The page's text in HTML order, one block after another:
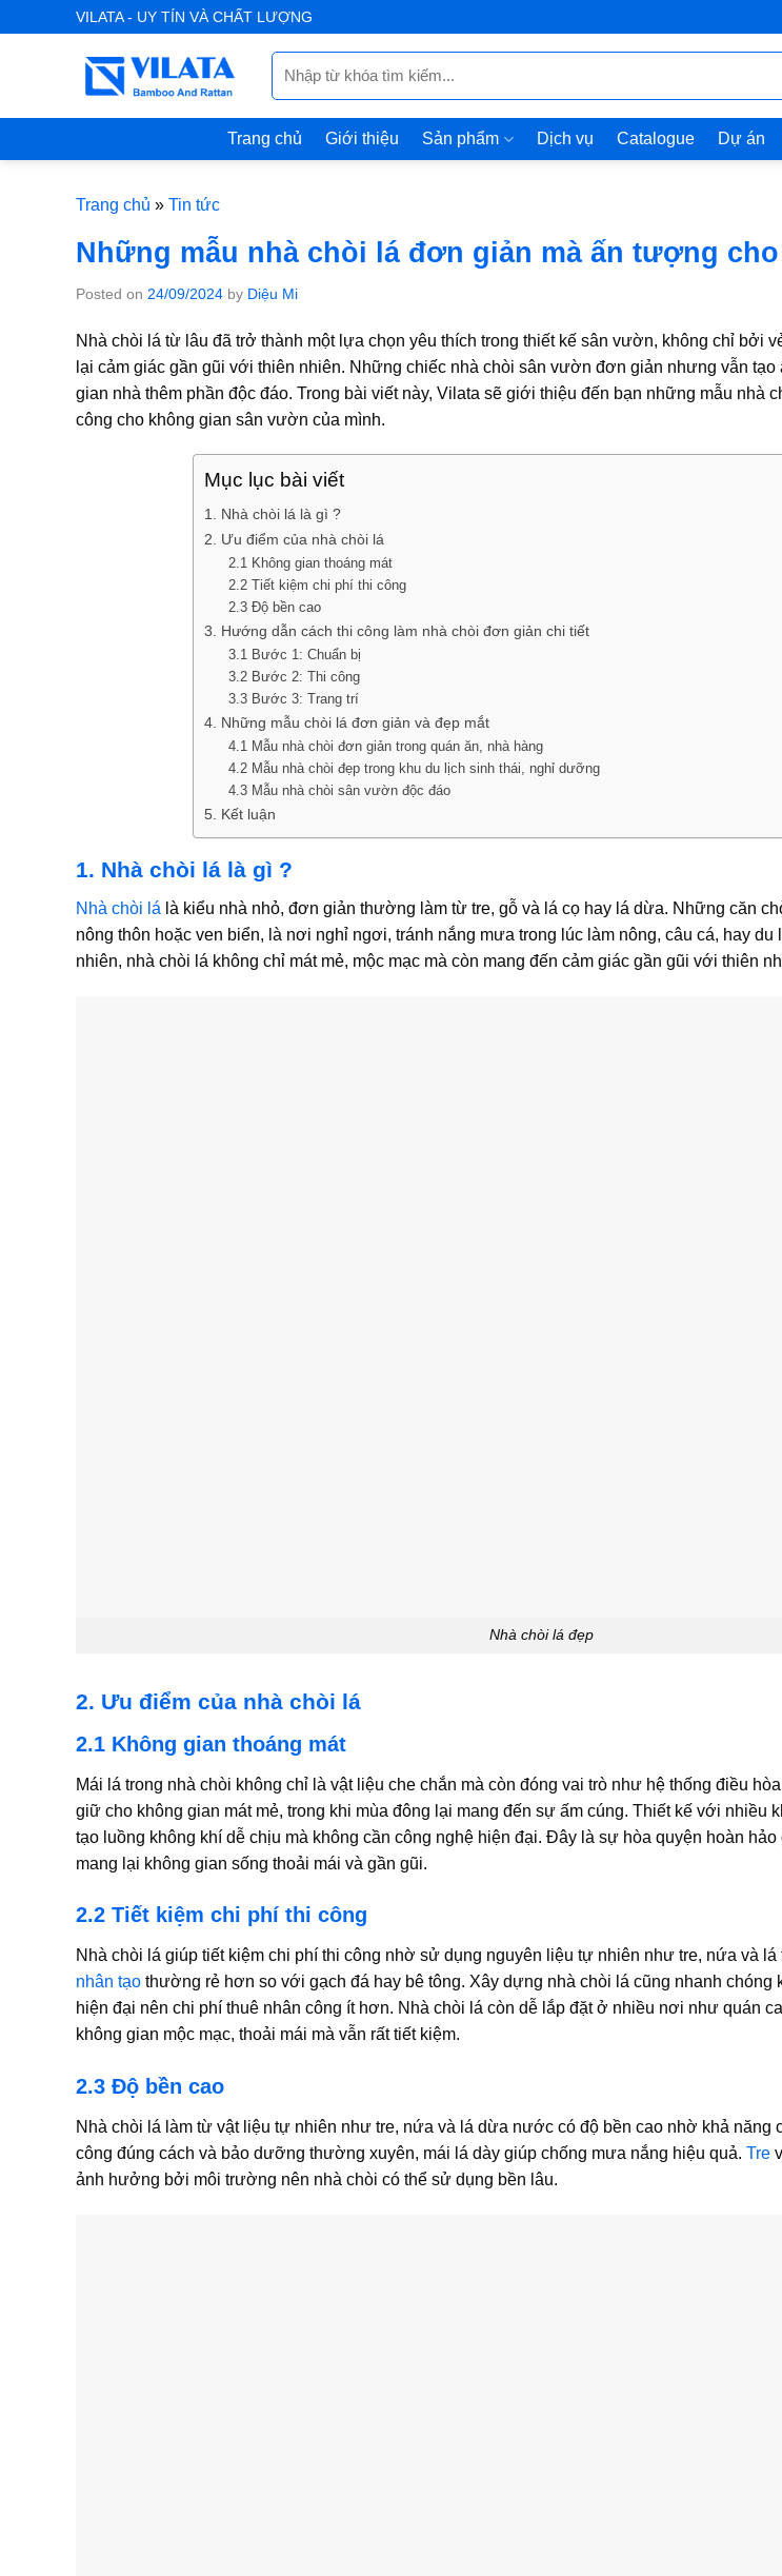
to
VILATA - UY TÍN VÀ CHẤT LƯỢNG
Tìm
kiếm:
Trang chủ Giới thiệu Sản phẩm Dịch vụ Catalogue Dự án
Trang chủ » Tin tức
Những mẫu nhà chòi lá đơn giản mà ấn tượng
Posted on 24/09/2024 by Diệu Mi
Nhà chòi lá từ lâu đã trở thành một lựa chọn yêu thích trong thiết kế sân vườn, không chỉ bởi
lại cảm giác gần gũi với thiên nhiên. Những chiếc nhà chòi sân vườn đơn giản nhưng vẫn
gian nhà thêm phần độc đáo. Trong bài viết này, Vilata sẽ giới thiệu đến bạn những mẫu nhà
công cho không gian sân vườn của mình.
Mục lục bài viết
1. Nhà chòi lá là gì ?
2. Ưu điểm của nhà chòi lá
2.1 Không gian thoáng mát
2.2 Tiết kiệm chi phí thi công
2.3 Độ bền cao
3. Hướng dẫn cách thi công làm nhà chòi đơn giản chi tiết
3.1 Bước 1: Chuẩn bị
3.2 Bước 2: Thi công
3.3 Bước 3: Trang trí
4. Những mẫu chòi lá đơn giản và đẹp mắt
4.1 Mẫu nhà chòi đơn giản trong quán ăn, nhà hàng
4.2 Mẫu nhà chòi đẹp trong khu du lịch sinh thái, nghỉ dưỡng
4.3 Mẫu nhà chòi sân vườn độc đáo
5. Kết luận
1. Nhà chòi lá là gì ?
Nhà chòi lá là kiểu nhà nhỏ, đơn giản thường làm từ tre, gỗ và lá cọ hay lá dừa. Những căn
nông thôn hoặc ven biển, là nơi nghỉ ngơi, tránh nắng mưa trong lúc làm nông, câu cá, hay
nhiên, nhà chòi lá không chỉ mát mẻ, mộc mạc mà còn mang đến cảm giác gần gũi với thiên
Nhà chòi lá đẹp
2. Ưu điểm của nhà chòi lá
2.1 Không gian thoáng mát
Mái lá trong nhà chòi không chỉ là vật liệu che chắn mà còn đóng vai trò như hệ thống điều
giữ cho không gian mát mẻ, trong khi mùa đông lại mang đến sự ấm cúng. Thiết kế với nhiều
tạo luồng không khí dễ chịu mà không cần công nghệ hiện đại. Đây là sự hòa quyện hoàn
mang lại không gian sống thoải mái và gần gũi.
2.2 Tiết kiệm chi phí thi công
Nhà chòi lá giúp tiết kiệm chi phí thi công nhờ sử dụng nguyên liệu tự nhiên như tre, nứa và lá
nhân tạo thường rẻ hơn so với gạch đá hay bê tông. Xây dựng nhà chòi lá cũng nhanh chóng
hiện đại nên chi phí thuê nhân công ít hơn. Nhà chòi lá còn dễ lắp đặt ở nhiều nơi như quán
không gian mộc mạc, thoải mái mà vẫn rất tiết kiệm.
2.3 Độ bền cao
Nhà chòi lá làm từ vật liệu tự nhiên như tre, nứa và lá dừa nước có độ bền cao nhờ khả năng
công đúng cách và bảo dưỡng thường xuyên, mái lá dày giúp chống mưa nắng hiệu quả. Tre
ảnh hưởng bởi môi trường nên nhà chòi có thể sử dụng bền lâu.